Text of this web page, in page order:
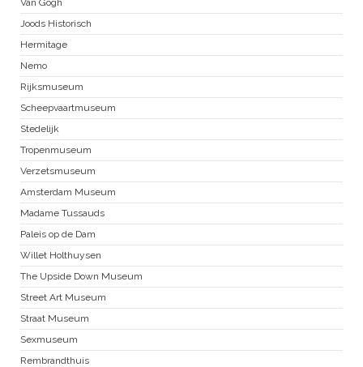
Joods Historisch
Hermitage
Nemo
Rijksmuseum
Scheepvaartmuseum
Stedelijk
Tropenmuseum
Verzetsmuseum
Amsterdam Museum
Madame Tussauds
Paleis op de Dam
Willet Holthuysen
The Upside Down Museum
Street Art Museum
Straat Museum
Sexmuseum
Rembrandthuis